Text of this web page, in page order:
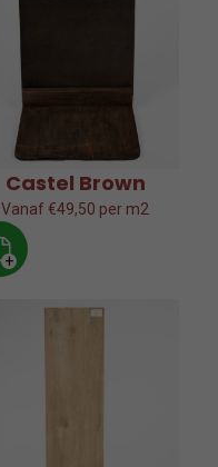
Castel Brown
Vanaf €49,50 per m2
+